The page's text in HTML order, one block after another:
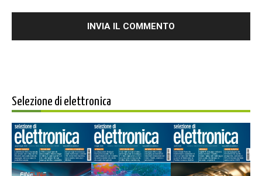
Selezione di elettronica